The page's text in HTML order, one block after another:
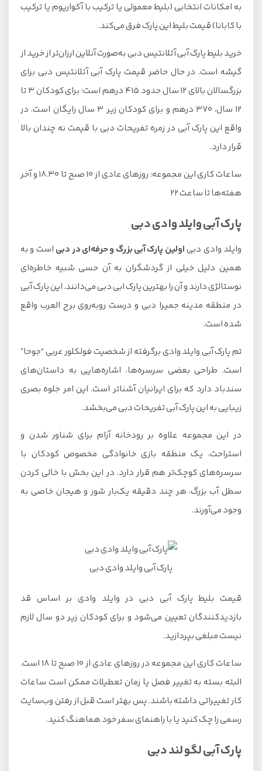
تفریحات ارزان یا رایگان دبی
به امکانات انتخابی (بلیط معمولی یا ترکیب با آکواریوم یا ترکیب
با کابانا) قیمت بلیط این پارک فرق می‌کند.
خرید بلیط پارک آبی آتلانتیس دبی به‌صورت آنلاین ارزان‌تر از خرید از
گیشه است. در حال حاضر قیمت پارک آبی آتلانتیس دبی برای
بزرگسالان بالای ۱۲ سال حدود ۴۱۵ درهم است؛ برای کودکان ۳ تا
۱۲ سال، ۳۷۰ درهم و برای کودکان زیر ۳ سال رایگان است. در
واقع این پارک آبی در زمره تفریحات دبی با قیمت نه چندان بالا
قرار دارد.
ساعات کاری این مجموعه: روزهای عادی از ۱۰ صبح تا ۱۸.۳۰ و آخر
هفته‌ها تا ساعت ۲۲
پارک آبی وایلد وادی دبی
وایلد وادی دبیاولین پارک آبی بزرگ و حرفه‌ای در دبی است و به
همین دلیل خیلی از گردشگران به آن حسی شبیه خاطره‌ای
نوستالژی دارند و آن را بهترین پارک ابی دبی می‌دانند. این پارک آبی
در منطقه مدینه جمیرا دبی و درست روبه‌روی برج العرب واقع
شده است.
تم پارک آبی وایلد وادی برگرفته از شخصیت فولکلور عربی “جوحا”
است. طراحی بعضی سرسره‌ها، اشاره‌هایی به داستان‌های
سندباد دارد که برای ایرانیان آشناتر است. این امر جلوه بصری
زیبایی به این پارک آبی تفریحات دبی می‌بخشد.
در این مجموعه علاوه بر رودخانه آرام برای شناور شدن و
استراحت، یک منطقه بازی خانوادگی مخصوص کودکان با
سرسره‌های کوچک‌تر هم قرار دارد. در این بخش با خالی کردن
سطل آب بزرگ، هر چند دقیقه یک‌بار شور و هیجان خاصی به
وجود می‌آورند.
پارک آبی وایلد وادی دبی
قیمت بلیط پارک آبی دبی در وایلد وادی بر اساس قد
بازدیدکنندگان تعیین می‌شود و برای کودکان زیر دو سال لازم
نیست مبلغی بپردازید.
ساعات کاری این مجموعه در روزهای عادی از ۱۰ صبح تا ۱۸ است.
البته بسته به تغییر فصل یا زمان تعطیلات ممکن است ساعات
کار تغییراتی داشته باشند. پس بهتر است قبل از رفتن وب‌سایت
رسمی را چک کنید یا با راهنمای سفر خود هماهنگ کنید.
پارک آبی لگو لند دبی